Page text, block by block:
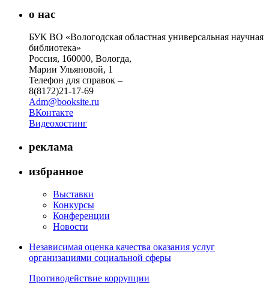
о нас
БУК ВО «Вологодская областная универсальная научная
библиотека»
Россия, 160000, Вологда,
Марии Ульяновой, 1
Телефон для справок –
8(8172)21-17-69
Adm@booksite.ru
ВКонтакте
Видеохостинг
реклама
избранное
Выставки
Конкурсы
Конференции
Новости
Независимая оценка качества оказания услуг
организациями социальной сферы
Противодействие коррупции